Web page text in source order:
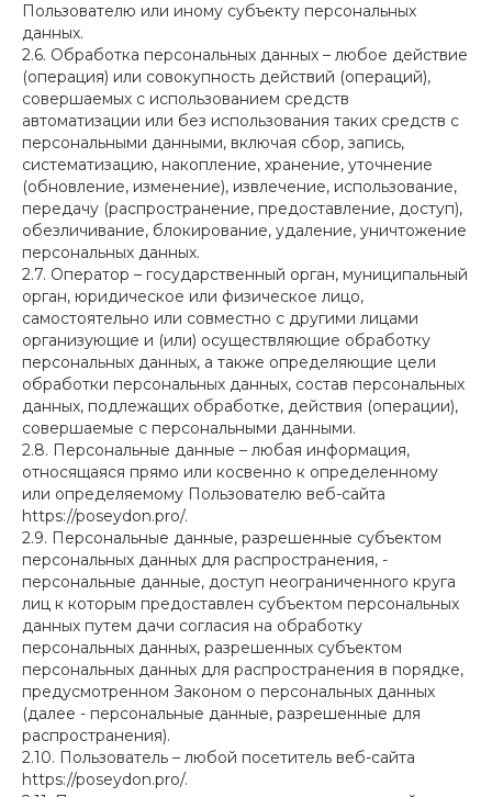
Пользователю или иному субъекту персональных
данных.
2.6. Обработка персональных данных – любое действие
(операция) или совокупность действий (операций),
совершаемых с использованием средств
автоматизации или без использования таких средств с
персональными данными, включая сбор, запись,
систематизацию, накопление, хранение, уточнение
(обновление, изменение), извлечение, использование,
передачу (распространение, предоставление, доступ),
обезличивание, блокирование, удаление, уничтожение
персональных данных.
2.7. Оператор – государственный орган, муниципальный
орган, юридическое или физическое лицо,
самостоятельно или совместно с другими лицами
организующие и (или) осуществляющие обработку
персональных данных, а также определяющие цели
обработки персональных данных, состав персональных
данных, подлежащих обработке, действия (операции),
совершаемые с персональными данными.
2.8. Персональные данные – любая информация,
относящаяся прямо или косвенно к определенному
или определяемому Пользователю веб-сайта
https://poseydon.pro/.
2.9. Персональные данные, разрешенные субъектом
персональных данных для распространения, -
персональные данные, доступ неограниченного круга
лиц к которым предоставлен субъектом персональных
данных путем дачи согласия на обработку
персональных данных, разрешенных субъектом
персональных данных для распространения в порядке,
предусмотренном Законом о персональных данных
(далее - персональные данные, разрешенные для
распространения).
2.10. Пользователь – любой посетитель веб-сайта
https://poseydon.pro/.